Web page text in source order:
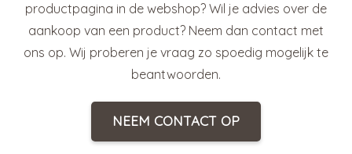
productpagina in de webshop? Wil je advies over de
aankoop van een product? Neem dan contact met
ons op. Wij proberen je vraag zo spoedig mogelijk te
beantwoorden.
NEEM CONTACT OP